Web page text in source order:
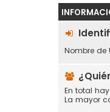
Nombre de
En total hay
La mayor